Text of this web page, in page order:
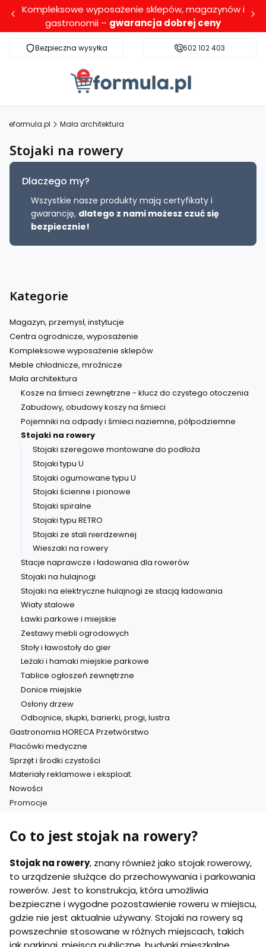
Kompleksowe wyposażenie sklepów, magazynów i
gastronomii – gwarancja dobrej ceny
Bezpieczna wysyłkaDarmowa dostawa dla wybranych
602 102 403
eformula.pl Mała architektura
Stojaki na rowery
Dlaczego my?
Wszystkie nasze produkty mają certyfikaty i
gwarancję, dlatego z nami możesz czuć się
bezpiecznie!
Kategorie
Magazyn, przemysł, instytucje
Centra ogrodnicze, wyposażenie
Kompleksowe wyposażenie sklepów
Meble chłodnicze, mroźnicze
Mała architektura
Kosze na śmieci zewnętrzne - klucz do czystego otoczenia
Zabudowy, obudowy koszy na śmieci
Pojemniki na odpady i śmieci naziemne, półpodziemne
Stojaki na rowery
Stojaki szeregowe montowane do podłoża
Stojaki typu U
Stojaki ogumowane typu U
Stojaki ścienne i pionowe
Stojaki spiralne
Stojaki typu RETRO
Stojaki ze stali nierdzewnej
Wieszaki na rowery
Stacje naprawcze i ładowania dla rowerów
Stojaki na hulajnogi
Stojaki na elektryczne hulajnogi ze stacją ładowania
Wiaty stalowe
Ławki parkowe i miejskie
Zestawy mebli ogrodowych
Stoły i ławostoły do gier
Leżaki i hamaki miejskie parkowe
Tablice ogłoszeń zewnętrzne
Donice miejskie
Osłony drzew
Odbojnice, słupki, barierki, progi, lustra
Gastronomia HORECA Przetwórstwo
Placówki medyczne
Sprzęt i środki czystości
Materiały reklamowe i eksploat.
Nowości
Promocje
Co to jest stojak na rowery?
Stojak na rowery, znany również jako stojak rowerowy,
to urządzenie służące do przechowywania i parkowania
rowerów. Jest to konstrukcja, która umożliwia
bezpieczne i wygodne pozostawienie roweru w miejscu,
gdzie nie jest aktualnie używany. Stojaki na rowery są
powszechnie stosowane w różnych miejscach, takich